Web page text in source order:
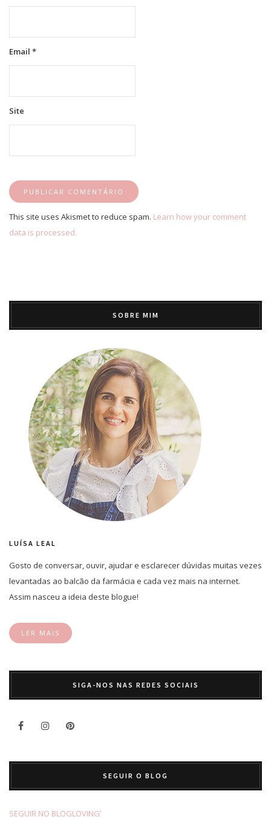
Email *
Site
This site uses Akismet to reduce spam. Learn how your comment
data is processed.
SOBRE MIM
LUÍSA LEAL
Gosto de conversar, ouvir, ajudar e esclarecer dúvidas muitas vezes
levantadas ao balcão da farmácia e cada vez mais na internet.
Assim nasceu a ideia deste blogue!
LER MAIS
SIGA-NOS NAS REDES SOCIAIS
SEGUIR O BLOG
SEGUIR NO BLOGLOVING’